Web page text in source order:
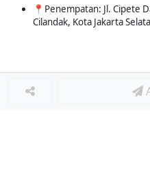
📍Penempatan: Jl. Cipete
Cilandak, Kota Jakarta